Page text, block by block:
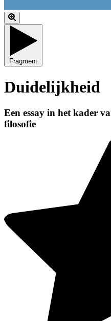
Fragment
Duidelijkheid
Een essay in het kader
filosofie